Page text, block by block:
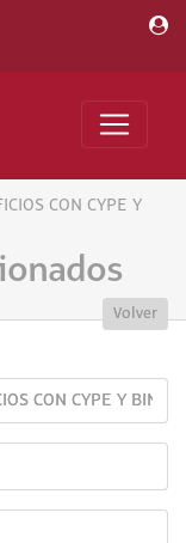
CON CYPE Y
Volver